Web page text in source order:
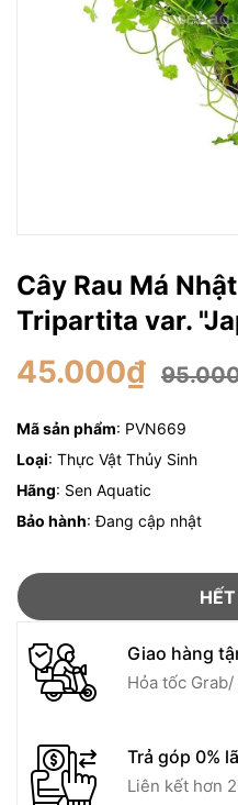
Cây Rau Má
Tripartita var.
45.000₫
Mã sản phẩm: PVN669
Loại: Thực Vật Thủy Sinh
Hãng: Sen Aquatic
Bảo hành: Đang cập nhật
Giao hàng
Hỏa tốc
Trả góp 0%
Liên kết hơn